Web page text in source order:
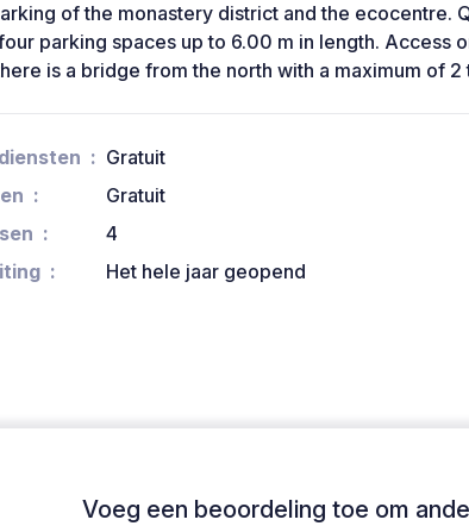
of the monastery district and the ecocentre.
parking spaces up to 6.00 m in length. Access
is a bridge from the north with a maximum of 2
Gratuit
Gratuit
4
Het hele jaar geopend
Voeg een beoordeling toe om